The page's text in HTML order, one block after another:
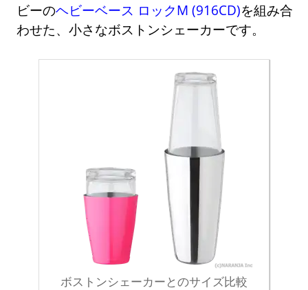
ビーのヘビーベース ロックM (916CD)を組み合
わせた、小さなボストンシェーカーです。
ボストンシェーカーとのサイズ比較